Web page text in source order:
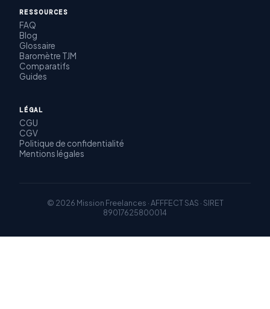
RESSOURCES
FAQ
Blog
Glossaire
Baromètre TJM
Comparatifs
Guides
LÉGAL
CGU
CGV
Politique de confidentialité
Mentions légales
© 2026 Mission Freelances · AFFFECT SAS · SIRET
89017625800014